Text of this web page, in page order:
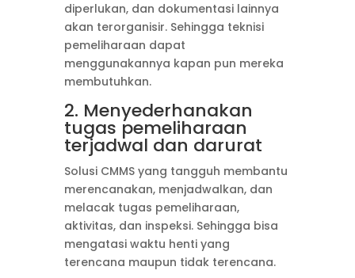
diperlukan, dan dokumentasi lainnya
akan terorganisir. Sehingga teknisi
pemeliharaan dapat
menggunakannya kapan pun mereka
membutuhkan.
2. Menyederhanakan
tugas pemeliharaan
terjadwal dan darurat
Solusi CMMS yang tangguh membantu
merencanakan, menjadwalkan, dan
melacak tugas pemeliharaan,
aktivitas, dan inspeksi. Sehingga bisa
mengatasi waktu henti yang
terencana maupun tidak terencana.